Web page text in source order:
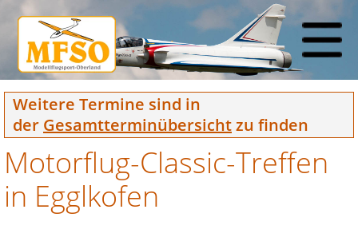
Weitere Termine sind in
der Gesamtterminübersichtzu finden
Motorflug-Classic-Treffen
in Egglkofen